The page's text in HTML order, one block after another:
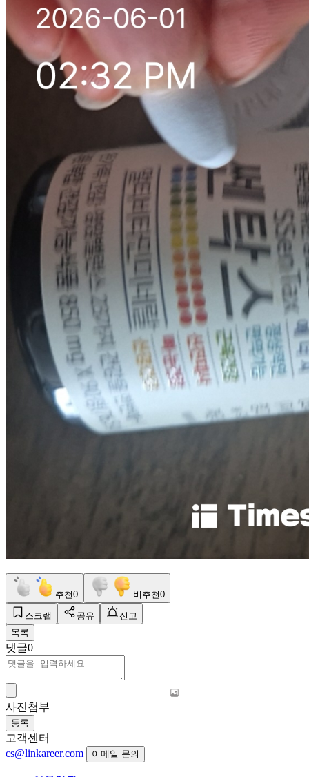
추천0 비추천0
스크랩 공유
신고
목록
댓글0
사진첨부
등록
고객센터
cs@linkareer.com
이메일 문의